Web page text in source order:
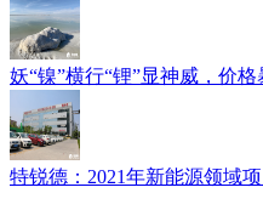
妖“镍”横行“锂”显神威，价
特锐德：2021年新能源领域